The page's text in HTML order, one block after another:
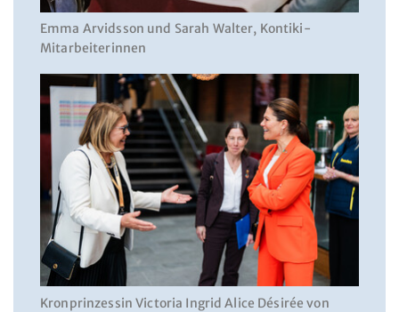
Emma Arvidsson und Sarah Walter, Kontiki-
Mitarbeiterinnen
Kronprinzessin Victoria Ingrid Alice Désirée von